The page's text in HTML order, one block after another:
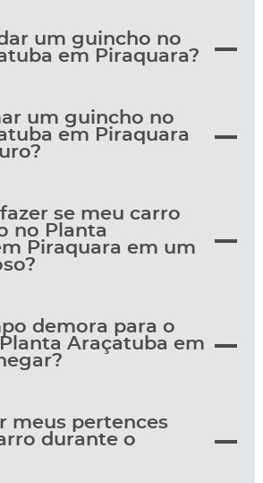
um guincho no
em Piraquara?
um guincho no
em Piraquara
se meu carro
no Planta
Piraquara em um
demora para o
Araçatuba em
meus pertences
durante o